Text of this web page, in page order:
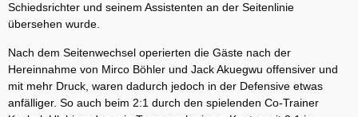
Schiedsrichter und seinem Assistenten an der Seitenlinie
übersehen wurde.
Nach dem Seitenwechsel operierten die Gäste nach der
Hereinnahme von Mirco Böhler und Jack Akuegwu offensiver und
mit mehr Druck, waren dadurch jedoch in der Defensive etwas
anfälliger. So auch beim 2:1 durch den spielenden Co-Trainer